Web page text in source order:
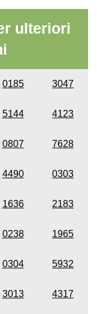
ulteriori
0185 3047
5144 4123
0807 7628
4490 0303
1636 2183
0238 1965
0304 5932
3013 4317